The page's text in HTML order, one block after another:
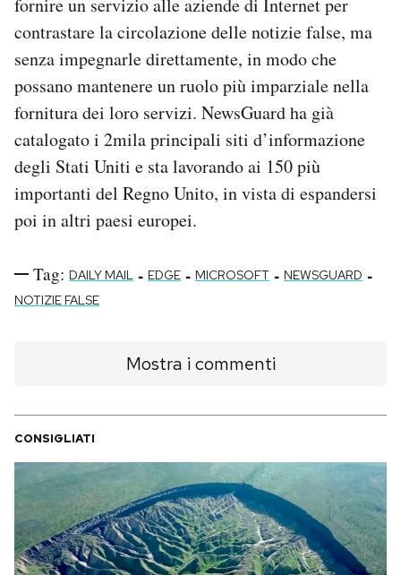
fornire un servizio alle aziende di Internet per
contrastare la circolazione delle notizie false, ma
senza impegnarle direttamente, in modo che
possano mantenere un ruolo più imparziale nella
fornitura dei loro servizi. NewsGuard ha già
catalogato i 2mila principali siti d’informazione
degli Stati Uniti e sta lavorando ai 150 più
importanti del Regno Unito, in vista di espandersi
poi in altri paesi europei.
Tag: DAILY MAIL - EDGE - MICROSOFT - NEWSGUARD -
NOTIZIE FALSE
Mostra i commenti
CONSIGLIATI